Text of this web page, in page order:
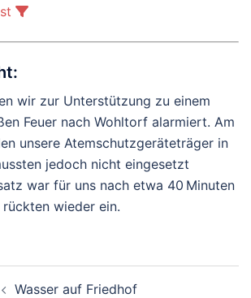
wir zur Unterstützung zu einem
Feuer nach Wohltorf alarmiert. Am
unsere Atemschutzgeräteträger in
jedoch nicht eingesetzt
war für uns nach etwa 40 Minuten
wieder ein.
Wasser auf Friedhof